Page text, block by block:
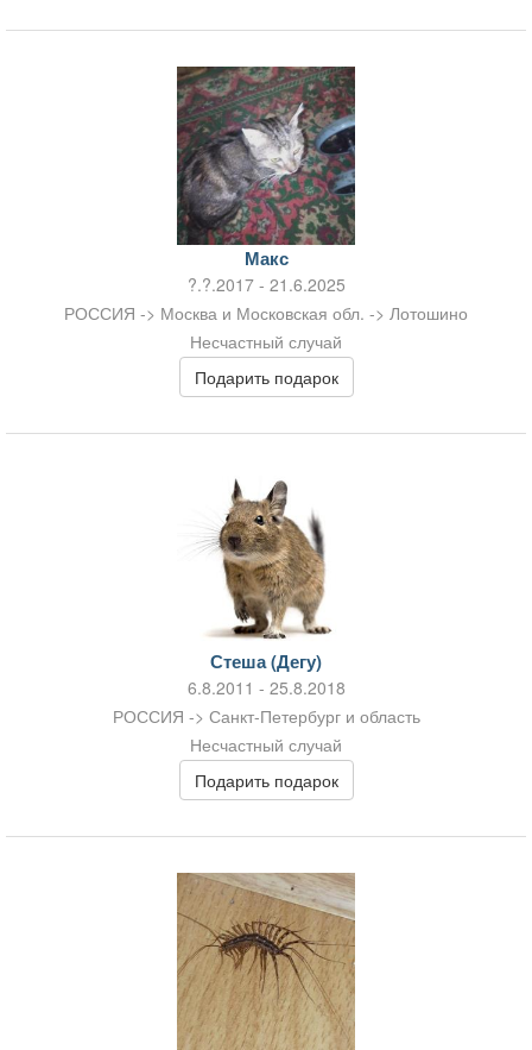
Макс
?.?.2017 - 21.6.2025
РОССИЯ -> Москва и Московская обл. -> Лотошино
Несчастный случай
Подарить подарок
Стеша (Дегу)
6.8.2011 - 25.8.2018
РОССИЯ -> Санкт-Петербург и область
Несчастный случай
Подарить подарок